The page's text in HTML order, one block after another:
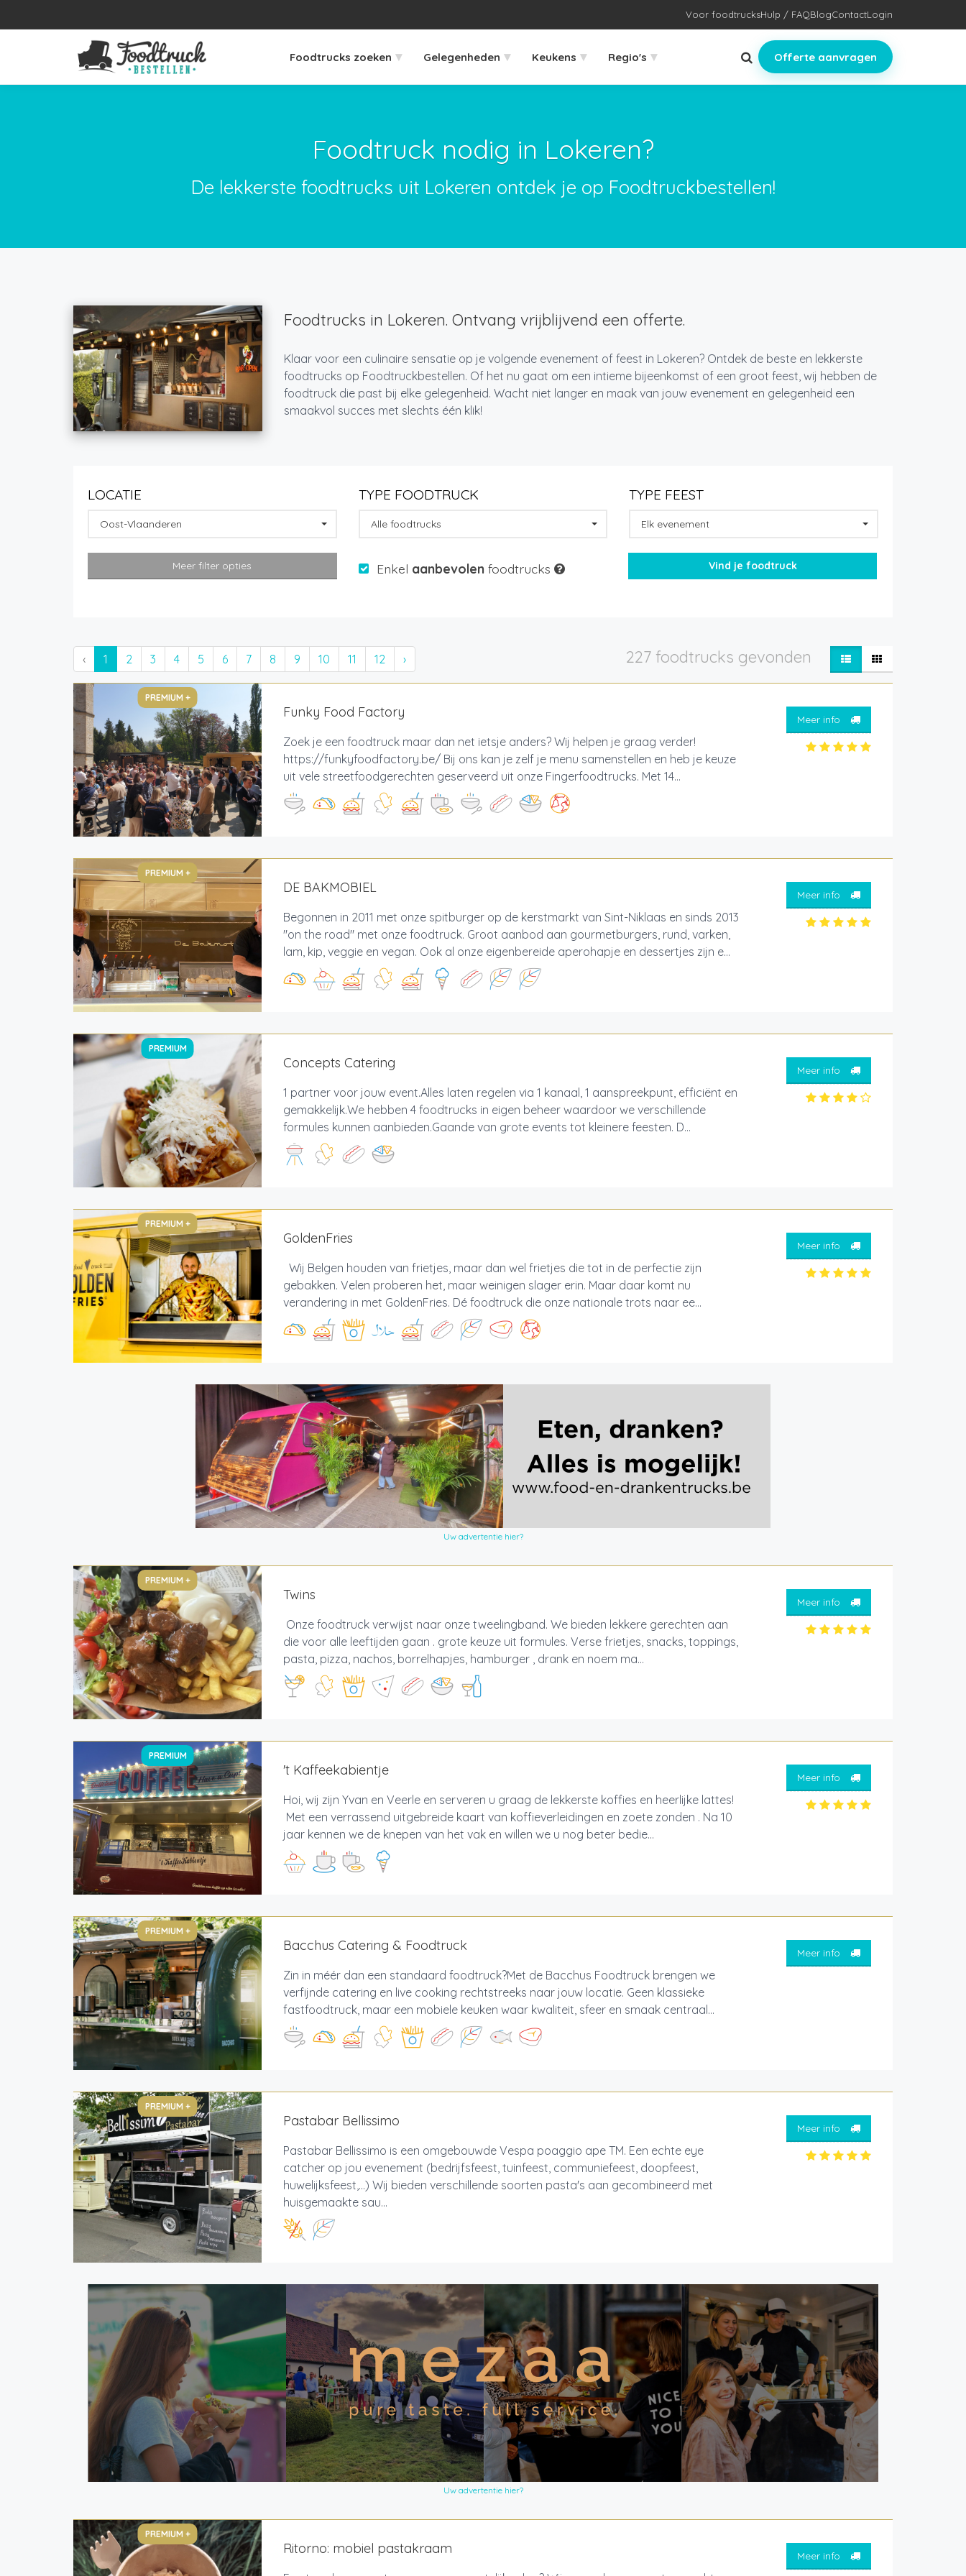
Voor foodtrucksHulp / FAQBlogContactLogin
Foodtrucks zoeken ▾ Gelegenheden ▾ Keukens ▾ Regio's ▾ Offerte aanvragen
Foodtruck nodig in Lokeren?
De lekkerste foodtrucks uit Lokeren ontdek je op Foodtruckbestellen!
Foodtrucks in Lokeren. Ontvang vrijblijvend een offerte.
Klaar voor een culinaire sensatie op je volgende evenement of feest in Lokeren? Ontdek de beste en lekkerste
foodtrucks op Foodtruckbestellen. Of het nu gaat om een intieme bijeenkomst of een groot feest, wij hebben de
foodtruck die past bij elke gelegenheid. Wacht niet langer en maak van jouw evenement en gelegenheid een
smaakvol succes met slechts één klik!
LOCATIE
Oost-Vlaanderen
TYPE FOODTRUCK
Alle foodtrucks
TYPE FEEST
Elk evenement
Meer filter opties Enkel aanbevolen foodtrucks
‹ 1 2 3 4 5 6 7 8 9 10 11 12 › 227 foodtrucks gevonden
PREMIUM +
Funky Food Factory
Zoek je een foodtruck maar dan net ietsje anders? Wij helpen je graag verder!
https://funkyfoodfactory.be/ Bij ons kan je zelf je menu samenstellen en heb je keuze
uit vele streetfoodgerechten geserveerd uit onze Fingerfoodtrucks. Met 14...
Meer info
PREMIUM +
DE BAKMOBIEL
Begonnen in 2011 met onze spitburger op de kerstmarkt van Sint-Niklaas en sinds 2013
"on the road" met onze foodtruck. Groot aanbod aan gourmetburgers, rund, varken,
lam, kip, veggie en vegan. Ook al onze eigenbereide aperohapje en dessertjes zijn e...
Meer info
PREMIUM
Concepts Catering
1 partner voor jouw event.Alles laten regelen via 1 kanaal, 1 aanspreekpunt, efficiënt en
gemakkelijk.We hebben 4 foodtrucks in eigen beheer waardoor we verschillende
formules kunnen aanbieden.Gaande van grote events tot kleinere feesten. D...
Meer info
PREMIUM +
GoldenFries
Wij Belgen houden van frietjes, maar dan wel frietjes die tot in de perfectie zijn
gebakken. Velen proberen het, maar weinigen slager erin. Maar daar komt nu
verandering in met GoldenFries. Dé foodtruck die onze nationale trots naar ee...
Meer info
Uw advertentie hier?
PREMIUM +
Twins
Onze foodtruck verwijst naar onze tweelingband. We bieden lekkere gerechten aan
die voor alle leeftijden gaan . grote keuze uit formules. Verse frietjes, snacks, toppings,
pasta, pizza, nachos, borrelhapjes, hamburger , drank en noem ma...
Meer info
PREMIUM
't Kaffeekabientje
Hoi, wij zijn Yvan en Veerle en serveren u graag de lekkerste koffies en heerlijke lattes!
Met een verrassend uitgebreide kaart van koffieverleidingen en zoete zonden . Na 10
jaar kennen we de knepen van het vak en willen we u nog beter bedie...
Meer info
PREMIUM +
Bacchus Catering & Foodtruck
Zin in méér dan een standaard foodtruck?Met de Bacchus Foodtruck brengen we
verfijnde catering en live cooking rechtstreeks naar jouw locatie. Geen klassieke
fastfoodtruck, maar een mobiele keuken waar kwaliteit, sfeer en smaak centraal...
Meer info
PREMIUM +
Pastabar Bellissimo
Pastabar Bellissimo is een omgebouwde Vespa poaggio ape TM. Een echte eye
catcher op jou evenement (bedrijfsfeest, tuinfeest, communiefeest, doopfeest,
huwelijksfeest,...) Wij bieden verschillende soorten pasta's aan gecombineerd met
huisgemaakte sau...
Meer info
Uw advertentie hier?
PREMIUM +
Ritorno: mobiel pastakraam Meer info